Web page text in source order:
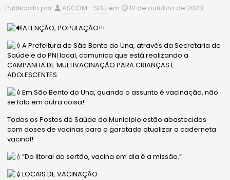
Publicado por ASCOM - SBU em 12 de outubro de 2023
ATENÇÃO, POPULAÇÃO!!!
A Prefeitura de São Bento do Una, através da Secretaria de
Saúde e do PNI local, comunica que está realizando a
CAMPANHA DE MULTIVACINAÇÃO PARA CRIANÇAS E
ADOLESCENTES.
Em São Bento do Una, quando o assunto é vacinação, não
se fala em outra coisa!
Todos os Postos de Saúde do Município estão abastecidos
com doses de vacinas para a garotada atualizar a caderneta
vacinal!
”Do litoral ao sertão, vacina em dia é a missão.”
LOCAIS DE VACINAÇÃO: